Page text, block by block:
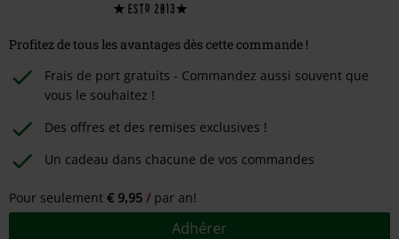
Profitez de tous les avantages dès cette commande !
Frais de port gratuits - Commandez aussi souvent que
vous le souhaitez !
Des offres et des remises exclusives !
Un cadeau dans chacune de vos commandes
Pour seulement € 9,95 par an!
Adhérer